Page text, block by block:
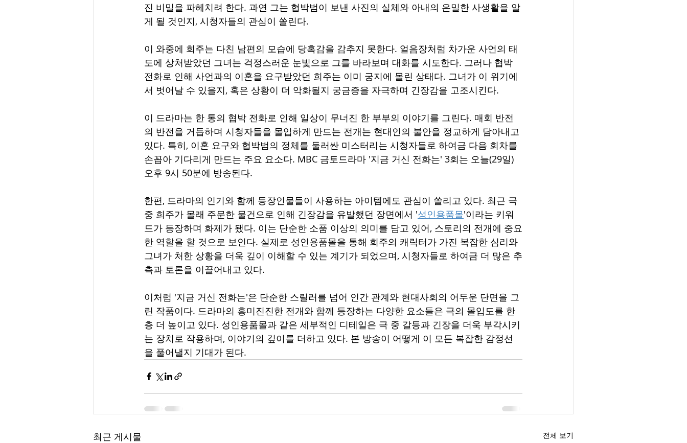
진 비밀을 파헤치려 한다. 과연 그는 협박범이 보낸 사진의 실체와 아내의 은밀한 사생활을 알
게 될 것인지, 시청자들의 관심이 쏠린다.
이 와중에 희주는 다친 남편의 모습에 당혹감을 감추지 못한다. 얼음장처럼 차가운 사언의 태
도에 상처받았던 그녀는 걱정스러운 눈빛으로 그를 바라보며 대화를 시도한다. 그러나 협박
전화로 인해 사언과의 이혼을 요구받았던 희주는 이미 궁지에 몰린 상태다. 그녀가 이 위기에
서 벗어날 수 있을지, 혹은 상황이 더 악화될지 궁금증을 자극하며 긴장감을 고조시킨다.
이 드라마는 한 통의 협박 전화로 인해 일상이 무너진 한 부부의 이야기를 그린다. 매회 반전
의 반전을 거듭하며 시청자들을 몰입하게 만드는 전개는 현대인의 불안을 정교하게 담아내고
있다. 특히, 이혼 요구와 협박범의 정체를 둘러싼 미스터리는 시청자들로 하여금 다음 회차를
손꼽아 기다리게 만드는 주요 요소다. MBC 금토드라마 '지금 거신 전화는' 3회는 오늘(29일)
오후 9시 50분에 방송된다.
한편, 드라마의 인기와 함께 등장인물들이 사용하는 아이템에도 관심이 쏠리고 있다. 최근 극
중 희주가 몰래 주문한 물건으로 인해 긴장감을 유발했던 장면에서 '성인용품몰'이라는 키워
드가 등장하며 화제가 됐다. 이는 단순한 소품 이상의 의미를 담고 있어, 스토리의 전개에 중요
한 역할을 할 것으로 보인다. 실제로 성인용품몰을 통해 희주의 캐릭터가 가진 복잡한 심리와
그녀가 처한 상황을 더욱 깊이 이해할 수 있는 계기가 되었으며, 시청자들로 하여금 더 많은 추
측과 토론을 이끌어내고 있다.
이처럼 '지금 거신 전화는'은 단순한 스릴러를 넘어 인간 관계와 현대사회의 어두운 단면을 그
린 작품이다. 드라마의 흥미진진한 전개와 함께 등장하는 다양한 요소들은 극의 몰입도를 한
층 더 높이고 있다. 성인용품몰과 같은 세부적인 디테일은 극 중 갈등과 긴장을 더욱 부각시키
는 장치로 작용하며, 이야기의 깊이를 더하고 있다. 본 방송이 어떻게 이 모든 복잡한 감정선
을 풀어낼지 기대가 된다.
최근 게시물 전체 보기